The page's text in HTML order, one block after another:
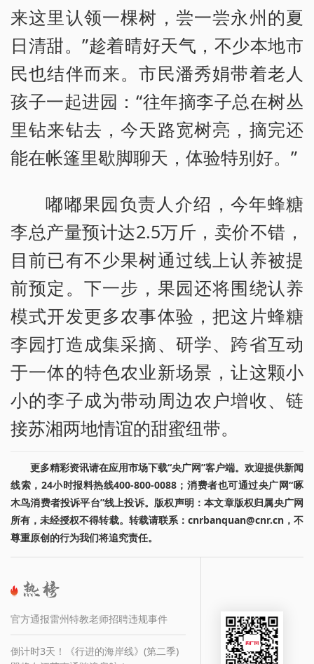
来这里认领一棵树，尝一尝永州的夏
日清甜。”趁着晴好天气，不少本地市
民也结伴而来。市民潘秀娟带着老人
孩子一起进园：“往年摘李子总在树丛
里钻来钻去，今天路宽树亮，摘完还
能在帐篷里歇脚聊天，体验特别好。”
嘟嘟果园负责人介绍，今年蜂糖
李总产量预计达2.5万斤，卖价不错，
目前已有不少果树通过线上认养被提
前预定。下一步，果园还将围绕认养
模式开发更多农事体验，把这片蜂糖
李园打造成集采摘、研学、跨省互动
于一体的特色农业新场景，让这颗小
小的李子成为带动周边农户增收、链
接苏湘两地情谊的甜蜜纽带。
更多精彩资讯请在应用市场下载“央广网”客户端。欢迎提供新闻
线索，24小时报料热线400-800-0088；消费者也可通过央广网“啄
木鸟消费者投诉平台”线上投诉。版权声明：本文章版权归属央广网
所有，未经授权不得转载。转载请联系：cnrbanquan@cnr.cn，不
尊重原创的行为我们将追究责任。
官方通报雷州特教老师招聘违规事件
倒计时3天！《行进的海岸线》(第二季)